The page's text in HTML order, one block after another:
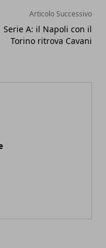
Articolo Successivo
Serie A: il Napoli con il
Torino ritrova Cavani